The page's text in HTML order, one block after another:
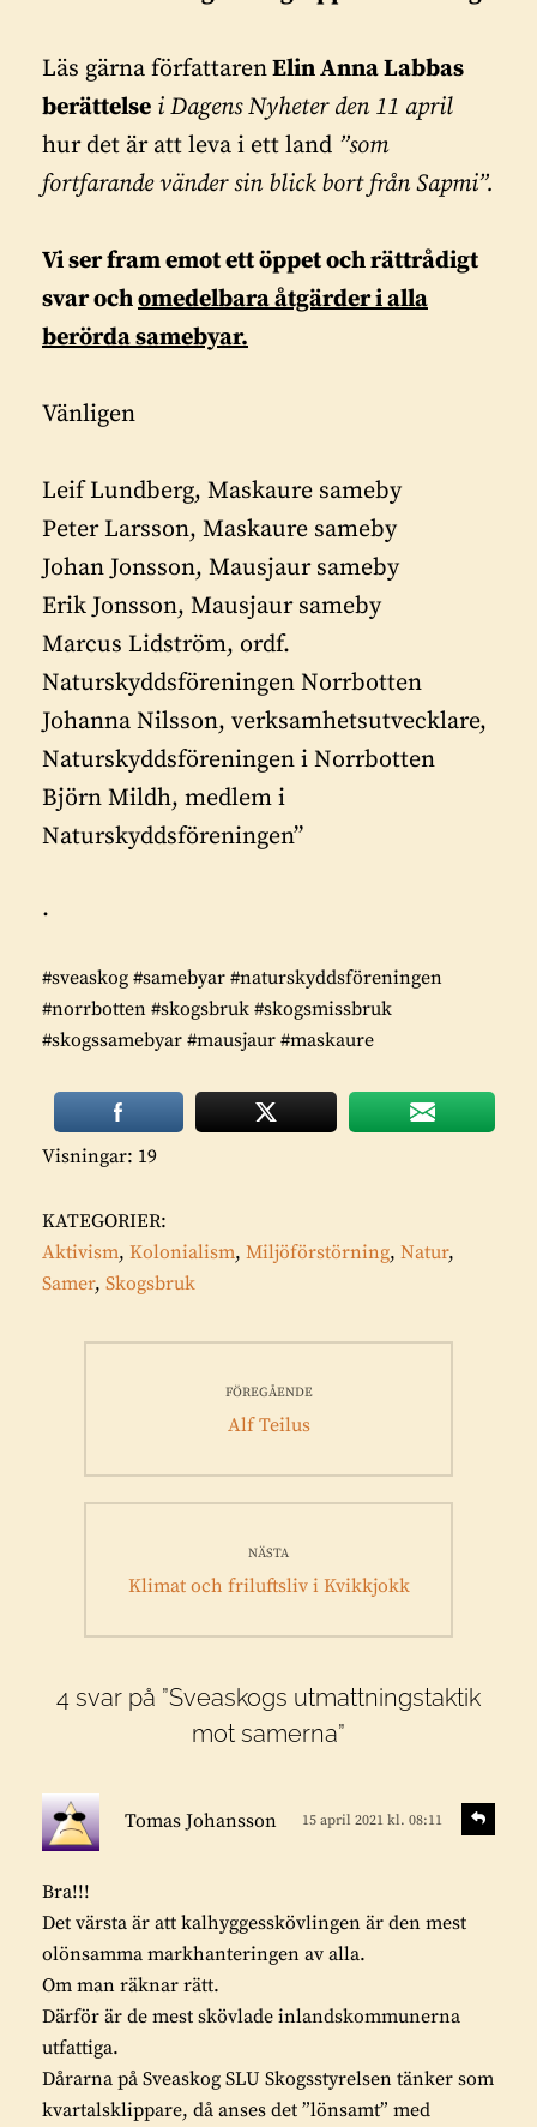
Läs gärna författarenElin Anna Labbas
berättelse i Dagens Nyheter den 11 april
hur det är att leva i ett land ”som
fortfarande vänder sin blick bort från Sapmi”.
Vi ser fram emot ett öppet och rättrådigt
svar ochomedelbara åtgärder i alla
berörda samebyar.
Vänligen
Leif Lundberg, Maskaure sameby
Peter Larsson, Maskaure sameby
Johan Jonsson, Mausjaur sameby
Erik Jonsson, Mausjaur sameby
Marcus Lidström, ordf.
Naturskyddsföreningen Norrbotten
Johanna Nilsson, verksamhetsutvecklare,
Naturskyddsföreningen i Norrbotten
Björn Mildh, medlem i
Naturskyddsföreningen”
.
#sveaskog #samebyar #naturskyddsföreningen
#norrbotten #skogsbruk #skogsmissbruk
#skogssamebyar #mausjaur #maskaure
Visningar: 19
KATEGORIER:
Aktivism, Kolonialism, Miljöförstörning, Natur,
Samer, Skogsbruk
FÖREGÅENDE
Föregående
Alf Teilus
NÄSTA
Nästa
Klimat och friluftsliv i Kvikkjokk
4 svar på ”Sveaskogs utmattningstaktik
mot samerna”
Tomas Johansson
v
e
:
15 april 2021 kl. 08:11
Bra!!!
Det värsta är att kalhyggesskövlingen är den mest
olönsamma markhanteringen av alla.
Om man räknar rätt.
Därför är de mest skövlade inlandskommunerna
utfattiga.
Dårarna på Sveaskog SLU Skogsstyrelsen tänker som
kvartalsklippare, då anses det ”lönsamt” med
v